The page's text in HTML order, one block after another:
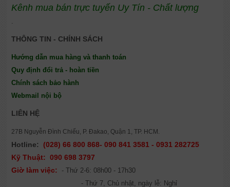
Kênh mua bán trực tuyến Uy Tín - Chất lượng
THÔNG TIN - CHÍNH SÁCH
Hướng dẫn mua hàng và thanh toán
Quy định đổi trả - hoàn tiền
Chính sách bảo hành
Webmail nội bộ
LIÊN HỆ
27B Nguyễn Đình Chiểu, P. Đakao, Quận 1, TP. HCM.
Hotline:
(028) 66 800 868- 090 841 3581 - 0931 282725
Kỹ Thuật: 090 698 3797
Giờ làm việc:
- Thứ 2-6: 08h00 - 17h30
- Thứ 7, Chủ nhật, ngày lễ: Nghỉ